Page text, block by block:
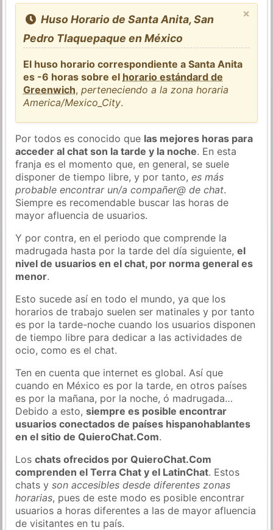
×
Huso Horario de Santa Anita, San
Pedro Tlaquepaque en México
El huso horario correspondiente a Santa Anita
es -6 horas sobre el horario estándard de
Greenwich,perteneciendo a la zona horaria
America/Mexico_City.
Por todos es conocido que las mejores horas para
acceder al chat son la tarde y la noche. En esta
franja es el momento que, en general, se suele
disponer de tiempo libre, y por tanto,es más
probable encontrar un/a compañer@ de chat.
Siempre es recomendable buscar las horas de
mayor afluencia de usuarios.
Y por contra, en el periodo que comprende la
madrugada hasta por la tarde del día siguiente,el
nivel de usuarios en el chat, por norma general es
menor.
Esto sucede así en todo el mundo, ya que los
horarios de trabajo suelen ser matinales y por tanto
es por la tarde-noche cuando los usuarios disponen
de tiempo libre para dedicar a las actividades de
ocio, como es el chat.
Ten en cuenta que internet es global. Así que
cuando en México es por la tarde, en otros países
es por la mañana, por la noche, ó madrugada…
Debido a esto,siempre es posible encontrar
usuarios conectados de países hispanohablantes
en el sitio de QuieroChat.Com.
Loschats ofrecidos por QuieroChat.Com
comprenden el Terra Chat y el LatinChat. Estos
chats yson accesibles desde diferentes zonas
horarias, pues de este modo es posible encontrar
usuarios a horas diferentes a las de mayor afluencia
de visitantes en tu país.